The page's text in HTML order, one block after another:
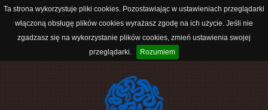
Ta strona wykorzystuje pliki cookies. Pozostawiając w ustawieniach przeglądarki
włączoną obsługę plików cookies wyrażasz zgodę na ich użycie. Jeśli nie
zgadzasz się na wykorzystanie plików cookies, zmień ustawienia swojej
przeglądarki.
Rozumiem